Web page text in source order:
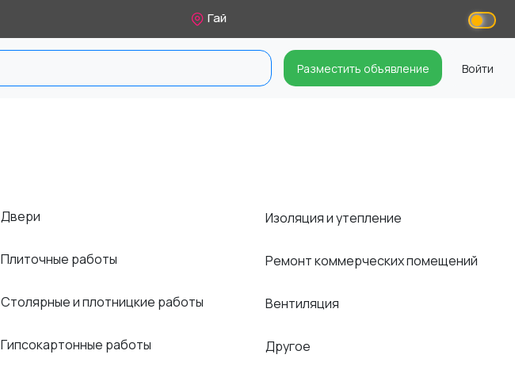
Гай
Разместить объявление Войти
Двери
Плиточные работы
Столярные и плотницкие работы
Гипсокартонные работы
Изоляция и утепление
Ремонт коммерческих помещений
Вентиляция
Другое